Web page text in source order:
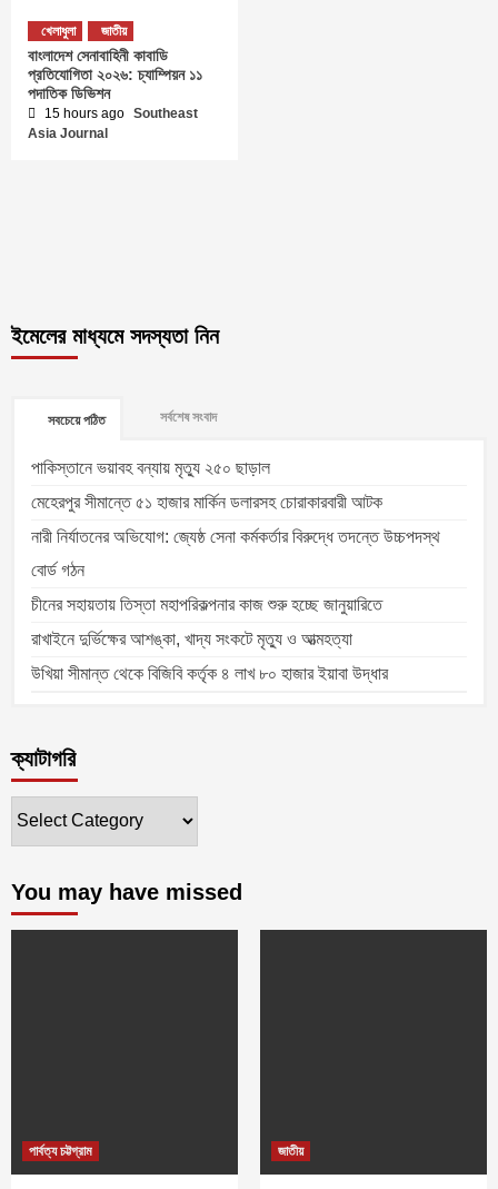
খেলাধুলা জাতীয়
বাংলাদেশ সেনাবাহিনী কাবাডি
প্রতিযোগিতা ২০২৬: চ্যাম্পিয়ন ১১
পদাতিক ডিভিশন
15 hours ago Southeast
Asia Journal
ইমেলের মাধ্যমে সদস্যতা নিন
সবচেয়ে পঠিত সর্বশেষ সংবাদ
পাকিস্তানে ভয়াবহ বন্যায় মৃত্যু ২৫০ ছাড়াল
মেহেরপুর সীমান্তে ৫১ হাজার মার্কিন ডলারসহ চোরাকারবারী আটক
নারী নির্যাতনের অভিযোগ: জ্যেষ্ঠ সেনা কর্মকর্তার বিরুদ্ধে তদন্তে উচ্চপদস্থ
বোর্ড গঠন
চীনের সহায়তায় তিস্তা মহাপরিকল্পনার কাজ শুরু হচ্ছে জানুয়ারিতে
রাখাইনে দুর্ভিক্ষের আশঙ্কা, খাদ্য সংকটে মৃত্যু ও আত্মহত্যা
উখিয়া সীমান্ত থেকে বিজিবি কর্তৃক ৪ লাখ ৮০ হাজার ইয়াবা উদ্ধার
ক্যাটাগরি
You may have missed
পার্বত্য চট্টগ্রাম জাতীয়